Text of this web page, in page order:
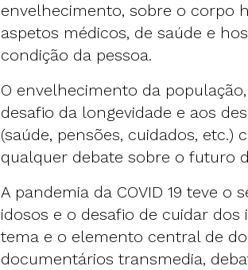
envelhecimento, sobre o corpo
aspetos médicos, de saúde e
condição da pessoa.
O envelhecimento da
desafio da longevidade e aos
(saúde, pensões, cuidados,
qualquer debate sobre o futuro
A pandemia da COVID 19 teve o
idosos e o desafio de cuidar
tema e o elemento central de
documentários transmedia,